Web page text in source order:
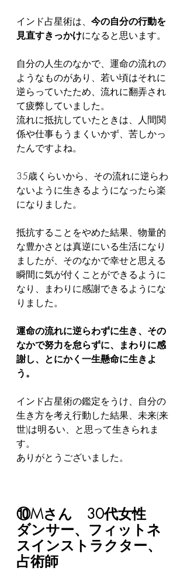
インド占星術は、 今の自分の行動を
見直すきっかけになると思います。
自分の人生のなかで、運命の流れの
ようなものがあり、若い頃はそれに
逆らっていたため、流れに翻弄され
て疲弊していました。
流れに抵抗していたときは、人間関
係や仕事もうまくいかず、苦しかっ
たんですよね。
35歳くらいから、その流れに逆らわ
ないように生きるようになったら楽
になりました。
抵抗することをやめた結果、物量的
な豊かさとは真逆にいる生活になり
ましたが、そのなかで幸せと思える
瞬間に気が付くことができるように
なり、まわりに感謝できるようにな
りました。
運命の流れに逆らわずに生き、その
なかで努力を怠らずに、まわりに感
謝し、とにかく一生懸命に生きよ
う。
インド占星術の鑑定をうけ、自分の
生き方を考え行動した結果、未来(来
世)は明るい、と思って生きられま
す。
ありがとうございました。
⑩Mさん　30代女性
ダンサー、フィットネ
スインストラクター、
占術師